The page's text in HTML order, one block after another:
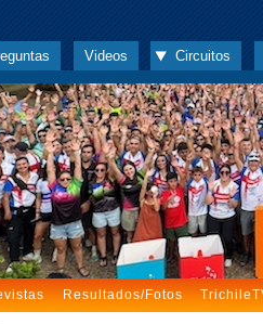
Videos Circuitos
Resultados/Fotos